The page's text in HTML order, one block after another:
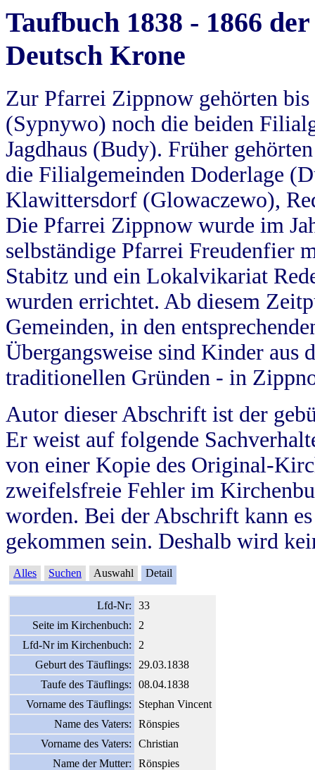
Taufbuch 1838 - 1866
Deutsch Krone
Zur Pfarrei Zippnow gehörten
(Sypnywo) noch die beiden
Jagdhaus (Budy). Früher
die Filialgemeinden Doderlage
Klawittersdorf (Glowaczewo),
Die Pfarrei Zippnow wurde im
selbständige Pfarrei Freudenfier
Stabitz und ein Lokalvikariat
wurden errichtet. Ab diesem
Gemeinden, in den
Übergangsweise sind Kinder aus
traditionellen Gründen - in
Autor dieser Abschrift ist der
Er weist auf folgende
von einer Kopie des Original-
zweifelsfreie Fehler im
worden. Bei der Abschrift kann
gekommen sein. Deshalb wird
Alles Suchen Auswahl Detail
Lfd-Nr:
33
Seite im Kirchenbuch:
2
Lfd-Nr im Kirchenbuch:
2
Geburt des Täuflings:
29.03.1838
Taufe des Täuflings:
08.04.1838
Vorname des Täuflings:
Stephan Vincent
Name des Vaters:
Rönspies
Vorname des Vaters:
Christian
Name der Mutter:
Rönspies